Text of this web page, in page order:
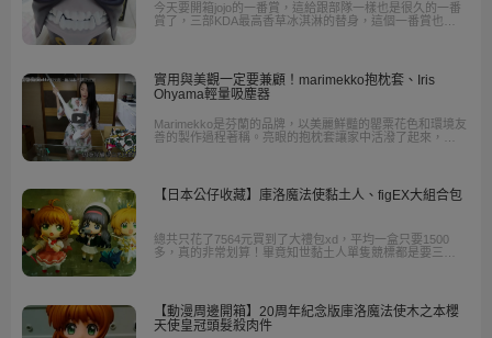
今天要開箱jojo的一番賞，這給跟部隊一樣也是很久的一番
賞了，三部KDA最高香草冰淇淋的替身，這個一番賞也是
實用與美觀一定要兼顧！marimekko抱枕套、Iris
Ohyama輕量吸塵器
Marimekko是芬蘭的品牌，以美麗鮮豔的罌粟花色和環境友
善的製作過程著稱。亮眼的抱枕套讓家中活潑了起來，而
放在家中任何一處都不顯突兀。
【日本公仔收藏】庫洛魔法使黏土人、figEX大組合包
總共只花了7564元買到了大禮包xd，平均一盒只要1500
多，真的非常划算！畢竟知世黏土人單隻競標都是要三千
【動漫周邊開箱】20周年紀念版庫洛魔法使木之本櫻
天使皇冠頭髮殺肉件